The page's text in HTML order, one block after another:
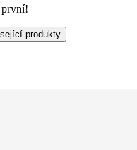
produkty